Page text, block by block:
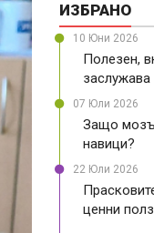
ИЗБРАНО
10 Юни 2026
Полезен,
заслужава
07 Юли 2026
Защо
навици?
22 Юли 2026
ценни